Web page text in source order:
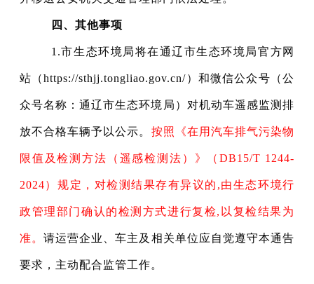
四、其他事项
1.市生态环境局将在通辽市生态环境局官方网
站（https://sthjj.tongliao.gov.cn/）和微信公众号（公
众号名称：通辽市生态环境局）对机动车遥感监测排
放不合格车辆予以公示。 按照《在用汽车排气污染物
限值及检测方法（遥感检测法） 》（DB15/T 1244-
2024）规定，对检测结果存有异议的,由生态环境行
政管理部门确认的检测方式进行复检,以复检结果为
准。请运营企业、车主及相关单位应自觉遵守本通告
要求，主动配合监管工作。